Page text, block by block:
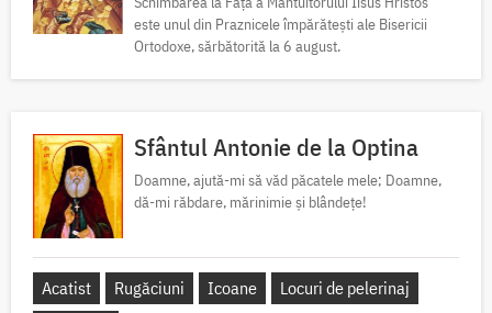
este unul din Praznicele împărătești ale Bisericii
Ortodoxe, sărbătorită la 6 august.
Sfântul Antonie de la Optina
Doamne, ajută-mi să văd păcatele mele; Doamne,
dă-mi răbdare, mărinimie şi blândeţe!
Acatist Rugăciuni Icoane
Locuri de pelerinaj